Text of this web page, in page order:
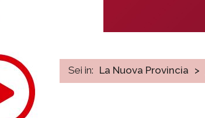
Sei in: La Nuova Provincia >